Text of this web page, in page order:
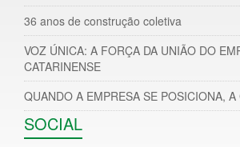
36 anos de construção coletiva
VOZ ÚNICA: A FORÇA DA UNIÃO DO
CATARINENSE
QUANDO A EMPRESA SE POSICIONA, A
SOCIAL